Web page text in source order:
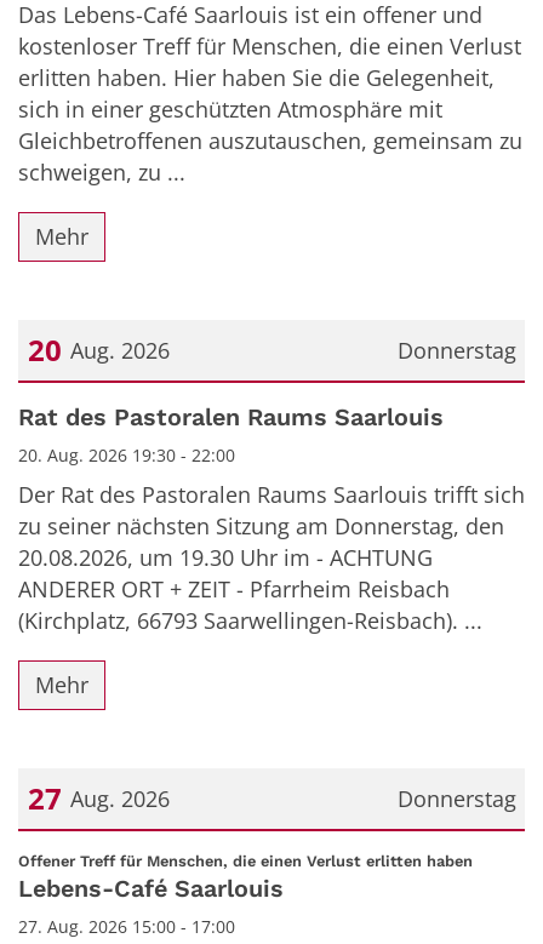
Das Lebens-Café Saarlouis ist ein offener und
kostenloser Treff für Menschen, die einen Verlust
erlitten haben. Hier haben Sie die Gelegenheit,
sich in einer geschützten Atmosphäre mit
Gleichbetroffenen auszutauschen, gemeinsam zu
schweigen, zu ...
Mehr
Donnerstag
20 Aug. 2026
Datum: 20. August 2026
Rat des Pastoralen Raums Saarlouis
20. Aug. 2026 19:30 - 22:00
Der Rat des Pastoralen Raums Saarlouis trifft sich
zu seiner nächsten Sitzung am Donnerstag, den
20.08.2026, um 19.30 Uhr im - ACHTUNG
ANDERER ORT + ZEIT - Pfarrheim Reisbach
(Kirchplatz, 66793 Saarwellingen-Reisbach). ...
Mehr
Donnerstag
27 Aug. 2026
Datum: 27. August 2026
Offener Treff für Menschen, die einen Verlust erlitten haben
Lebens-Café Saarlouis
27. Aug. 2026 15:00 - 17:00